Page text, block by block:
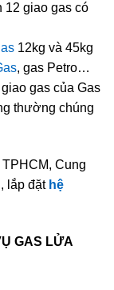
12 giao gas có
12kg và 45kg
, gas Petro…
gas của Gas
thường chúng
Cung
lắp đặt hệ
GAS LỬA